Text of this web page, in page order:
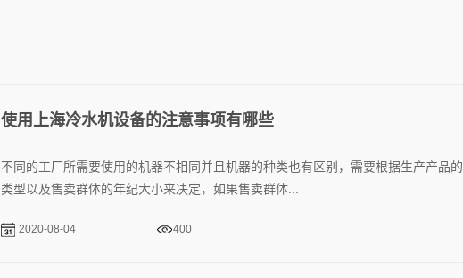
使用上海冷水机设备的注意事项有哪些
不同的工厂所需要使用的机器不相同并且机器的种类也有区别，需要根据生产产品的
类型以及售卖群体的年纪大小来决定，如果售卖群体...
2020-08-04 400